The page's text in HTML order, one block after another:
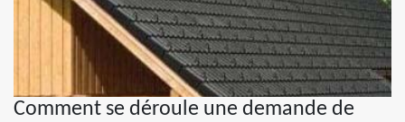
Comment se déroule une demande de